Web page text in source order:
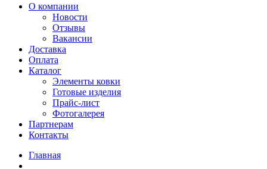
О компании
Новости
Отзывы
Вакансии
Доставка
Оплата
Каталог
Элементы ковки
Готовые изделия
Прайс-лист
Фотогалерея
Партнерам
Контакты
Главная